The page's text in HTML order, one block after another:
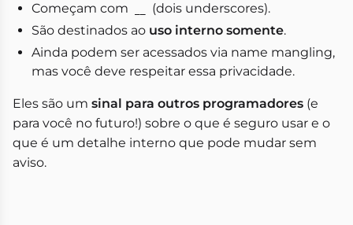
Começam com
(dois underscores).
São destinados ao uso interno somente.
Ainda podem ser acessados via name mangling,
mas você deve respeitar essa privacidade.
Eles são um sinal para outros programadores (e
para você no futuro!) sobre o que é seguro usar e o
que é um detalhe interno que pode mudar sem
aviso.